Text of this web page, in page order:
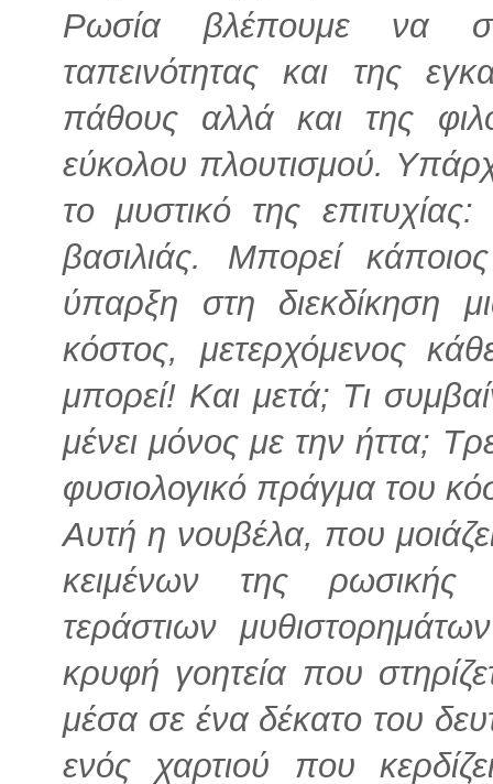
Ρωσία βλέπουμε να
ταπεινότητας και της
πάθους αλλά και της
εύκολου πλουτισμού.
το μυστικό της
βασιλιάς. Μπορεί
ύπαρξη στη διεκδίκηση
κόστος, μετερχόμενος
μπορεί! Και μετά; Τι
μένει μόνος με την ήττα;
φυσιολογικό πράγμα του
Αυτή η νουβέλα, που
κειμένων της ρωσικής
τεράστιων
κρυφή γοητεία που
μέσα σε ένα δέκατο του
ενός χαρτιού που